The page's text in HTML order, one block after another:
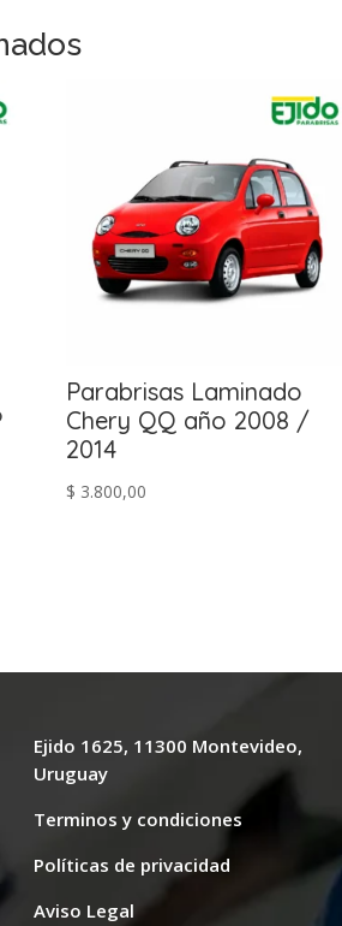
Parabrisas Laminado
Chery QQ año 2008 /
2014
$ 3.800,00
Ejido 1625, 11300 Montevideo,
Uruguay
Terminos y condiciones
Políticas de privacidad
Aviso Legal